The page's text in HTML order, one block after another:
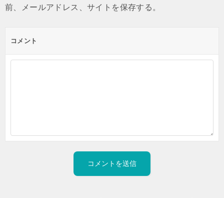
前、メールアドレス、サイトを保存する。
コメント